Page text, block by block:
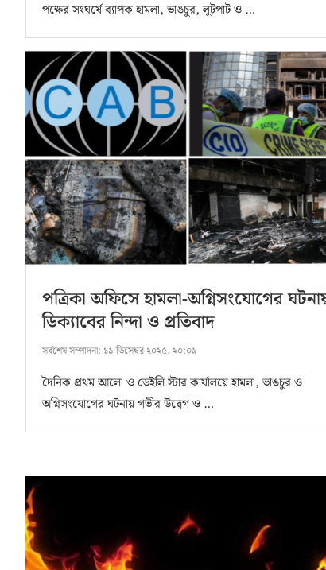
পক্ষের সংঘর্ষে ব্যাপক হামলা, ভাঙচুর, লুটপাট ও …
পত্রিকা অফিসে হামলা-অগ্নিসংযোগের
ডিক্যাবের নিন্দা ও প্রতিবাদ
সর্বশেষ সম্পাদনা: ১৯ ডিসেম্বর ২০২৫, ২০:০৯
দৈনিক প্রথম আলো ও ডেইলি স্টার কার্যালয়ে হামলা, ভাঙচুর ও
অগ্নিসংযোগের ঘটনায় গভীর উদ্বেগ ও …